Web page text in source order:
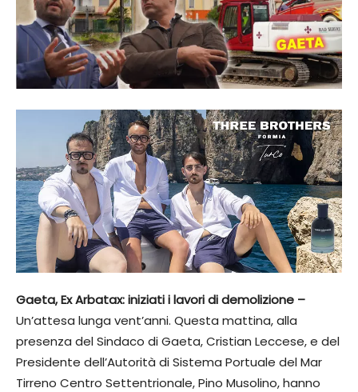
Gaeta, Ex Arbatax: iniziati i lavori di demolizione –
Un’attesa lunga vent’anni. Questa mattina, alla
presenza del Sindaco di Gaeta, Cristian Leccese, e del
Presidente dell’Autorità di Sistema Portuale del Mar
Tirreno Centro Settentrionale, Pino Musolino, hanno